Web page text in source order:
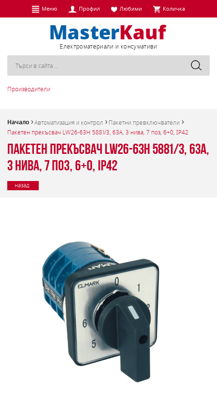
Меню Профил Любими Количка
Eлектроматериали и консумативи
Производители
Начало Автоматизация и контрол
Пакетни превключватели
Пакетен прекъсвач LW26-63H 5881/3, 63A, 3 нива, 7 поз, 6+0, IP42
Пакетен прекъсвач LW26-63H 5881/3, 63A,
3 нива, 7 поз, 6+0, IP42
назад